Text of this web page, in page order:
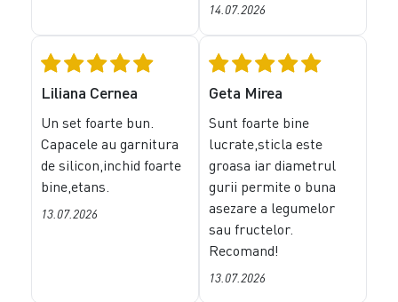
14.07.2026
Liliana Cernea
Un set foarte bun.
Capacele au garnitura
de silicon,inchid foarte
bine,etans.
13.07.2026
Geta Mirea
Sunt foarte bine
lucrate,sticla este
groasa iar diametrul
gurii permite o buna
asezare a legumelor
sau fructelor.
Recomand!
13.07.2026